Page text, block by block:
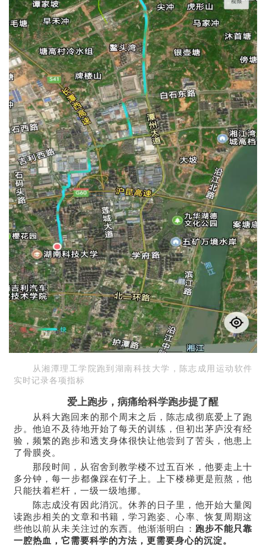
从湘潭理工学院跑到湖南科技大学，陈志成用运动软件
实时记录各项指标
爱上跑步，病痛给科学跑步提了醒
从科大跑回来的那个周末之后，陈志成彻底爱上了跑
步。他迫不及待地开始了每天的训练，但初出茅庐没有经
验，频繁的跑步和透支身体很快让他尝到了苦头，他患上
了骨膜炎。
那段时间，从宿舍到教学楼不过五百米，他要走上十
多分钟，每一步都像踩在钉子上。上下楼梯更是煎熬，他
只能扶着栏杆，一级一级地挪。
陈志成没有因此消沉。休养的日子里，他开始大量阅
读跑步相关的文章和书籍，学习跑姿、心率、恢复周期这
些他以前从未关注过的东西。他渐渐明白： 跑步不能只靠
一腔热血，它需要科学的方法，更需要身心的沉淀。